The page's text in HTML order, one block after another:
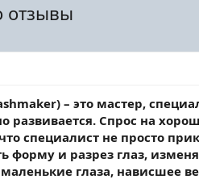
отзывы
– это мастер,
развивается. Спрос на
специалист не просто
форму и разрез глаз,
глаза, нависшее